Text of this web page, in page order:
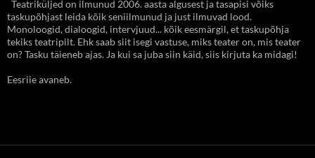
Teatriküljed on ilmunud 2006. aasta algusest ja tasapisi võiks
taskupõhjast leida kõik seniilmunud ja just ilmuvad lood.
Monoloogid, dialoogid, intervjuud... kõik eesmärgil, et taskupõhja
tekiks teatripilt. Ehk saab siit isegi vastuse, miks teater on, mis teater
on? Tasku täieneb ajas. Ja kui sa juba siin käid, siis kirjuta ka midagi!
Eesriie avaneb.